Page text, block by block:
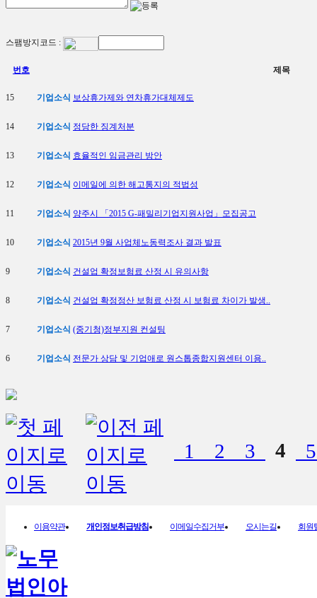
스팸방지코드 :
번호 제목
15 기업소식 보상휴가제와 연차휴가대체제도
14 기업소식 정당한 징계처분
13 기업소식 효율적인 임금관리 방안
12 기업소식 이메일에 의한 해고통지의 적법성
11 기업소식 양주시 「2015 G-패밀리기업지원사업」모집공고
10 기업소식 2015년 9월 사업체노동력조사 결과 발표
9 기업소식 건설업 확정보험료 산정 시 유의사항
8 기업소식 건설업 확정정산 보험료 산정 시 보험료 차이가 발생..
7 기업소식 (중기청)정부지원 컨설팅
6 기업소식 전문가 상담 및 기업애로 원스톱종합지원센터 이용..
1 2 3 4
이용약관 개인정보취급방침 이메일수집거부 오시는길 회원